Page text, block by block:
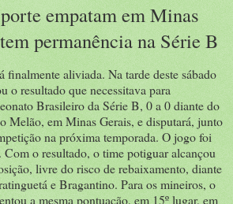
empatam em Minas
permanência na Série B
finalmente aliviada. Na tarde deste sábado
o resultado que necessitava para
Brasileiro da Série B, 0 a 0 diante do
Melão, em Minas Gerais, e disputará, junto
na próxima temporada. O jogo foi
Com o resultado, o time potiguar alcançou
livre do risco de rebaixamento, diante
e Bragantino. Para os mineiros, o
a mesma pontuação, em 15º lugar, em